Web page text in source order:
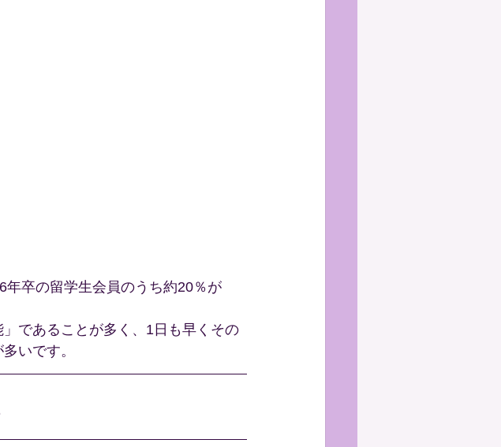
年卒の留学生会員のうち約20％が
であることが多く、1日も早くその
いです。